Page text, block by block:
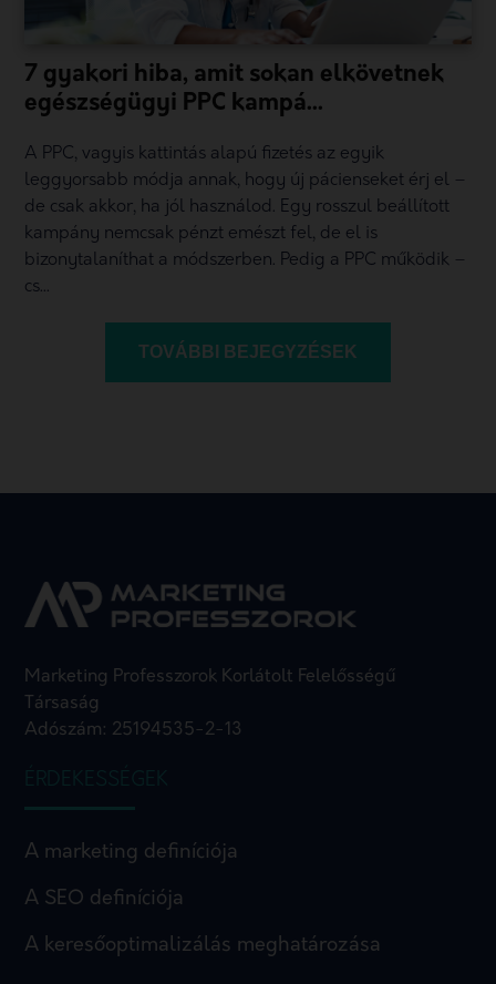
7 gyakori hiba, amit sokan elkövetnek
egészségügyi PPC kampá...
A PPC, vagyis kattintás alapú fizetés az egyik
leggyorsabb módja annak, hogy új pácienseket érj el –
de csak akkor, ha jól használod. Egy rosszul beállított
kampány nemcsak pénzt emészt fel, de el is
bizonytalaníthat a módszerben. Pedig a PPC működik –
cs...
TOVÁBBI BEJEGYZÉSEK
Marketing Professzorok Korlátolt Felelősségű
Társaság
Adószám: 25194535-2-13
ÉRDEKESSÉGEK
A marketing definíciója
A SEO definíciója
A keresőoptimalizálás meghatározása